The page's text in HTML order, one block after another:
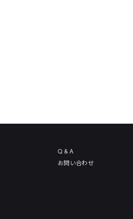
Q & A
お問い合わせ